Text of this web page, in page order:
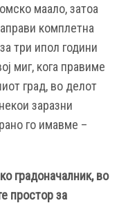
маало, затоа
комплетна
три ипол години
миг, кога правиме
град, во делот
заразни
го имавме –
градоначалник, во
простор за